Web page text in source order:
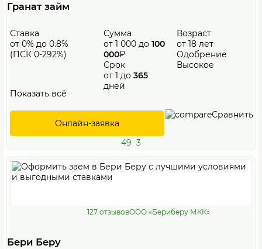
Гранат займ
Ставка
от 0% до 0.8%
(ПСК 0-292%)
Сумма
от 1 000 до 100
000₽
Срок
от 1 до 365
дней
Возраст
от 18 лет
Одобрение
Высокое
Показать всё
Онлайн-заявка
Сравнить
49 3
127 отзывовООО «Бериберу МКК»
Бери Беру